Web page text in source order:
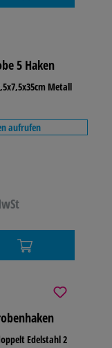
5 Haken
Metall
aufrufen
Edelstahl 2